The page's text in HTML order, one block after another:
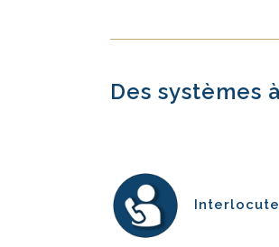
Des systèmes